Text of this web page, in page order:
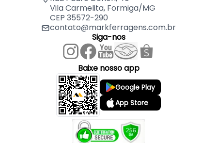
Vila Carmelita, Formiga/MG
CEP 35572-290
contato@markferragens.com.br
Siga-nos
Baixe nosso app
Google Play
App Store